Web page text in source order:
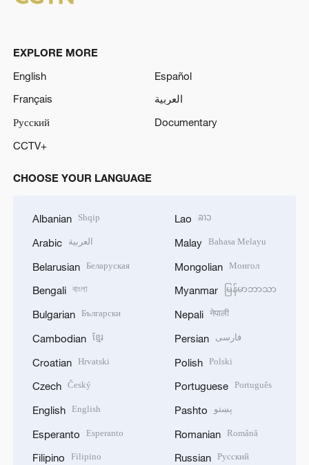
EXPLORE MORE
English
Español
Français
العربية
Русский
Documentary
CCTV+
CHOOSE YOUR LANGUAGE
Albanian Shqip
Arabic العربية
Belarusian Беларуская
Bengali বাংলা
Bulgarian Български
Cambodian ខ្មែរ
Croatian Hrvatski
Czech Český
English English
Esperanto Esperanto
Filipino Filipino
Lao ລາວ
Malay Bahasa Melayu
Mongolian Монгол
Myanmar မြန်မာဘာသာ
Nepali नेपाली
Persian فارسی
Polish Polski
Portuguese Português
Pashto پښتو
Romanian Română
Russian Русский